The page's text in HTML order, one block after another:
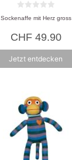
v
n
Sockenaffe mit Herz gross
CHF49.90
Jetzt entdecken